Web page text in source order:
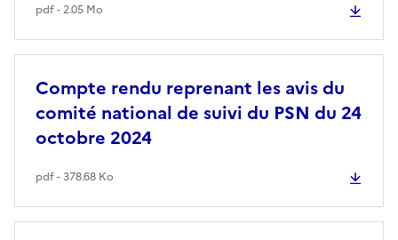
pdf - 2.05 Mo
Compte rendu reprenant les avis du
comité national de suivi du PSN du 24
octobre 2024
pdf - 378.68 Ko